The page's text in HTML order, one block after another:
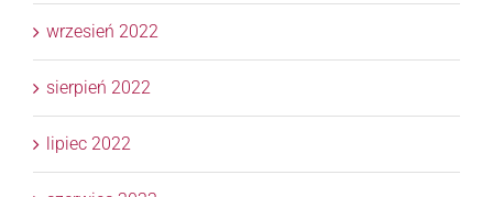
wrzesień 2022
sierpień 2022
lipiec 2022